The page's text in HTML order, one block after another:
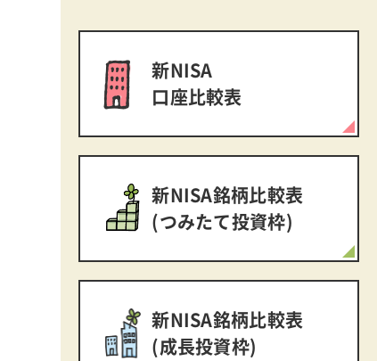
新NISA
口座比較表
新NISA銘柄比較表
(つみたて投資枠)
新NISA銘柄比較表
(成長投資枠)